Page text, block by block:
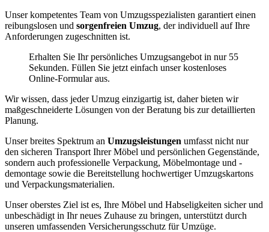
Unser kompetentes Team von Umzugsspezialisten garantiert einen
reibungslosen und sorgenfreien Umzug, der individuell auf Ihre
Anforderungen zugeschnitten ist.
Erhalten Sie Ihr persönliches Umzugsangebot in nur 55
Sekunden. Füllen Sie jetzt einfach unser kostenloses
Online-Formular aus.
Wir wissen, dass jeder Umzug einzigartig ist, daher bieten wir
maßgeschneiderte Lösungen von der Beratung bis zur detaillierten
Planung.
Unser breites Spektrum an Umzugsleistungen umfasst nicht nur
den sicheren Transport Ihrer Möbel und persönlichen Gegenstände,
sondern auch professionelle Verpackung, Möbelmontage und -
demontage sowie die Bereitstellung hochwertiger Umzugskartons
und Verpackungsmaterialien.
Unser oberstes Ziel ist es, Ihre Möbel und Habseligkeiten sicher und
unbeschädigt in Ihr neues Zuhause zu bringen, unterstützt durch
unseren umfassenden Versicherungsschutz für Umzüge.